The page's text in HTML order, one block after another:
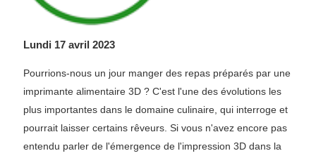
Lundi 17 avril 2023
Pourrions-nous un jour manger des repas préparés par une
imprimante alimentaire 3D ? C'est l'une des évolutions les
plus importantes dans le domaine culinaire, qui interroge et
pourrait laisser certains rêveurs. Si vous n'avez encore pas
entendu parler de l'émergence de l'impression 3D dans la